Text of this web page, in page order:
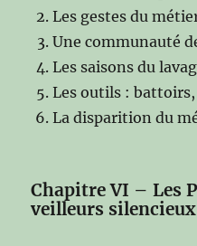
Les gestes du
Une communauté
Les saisons du
Les outils :
La disparition du
Chapitre VI – Les
veilleurs silencieux